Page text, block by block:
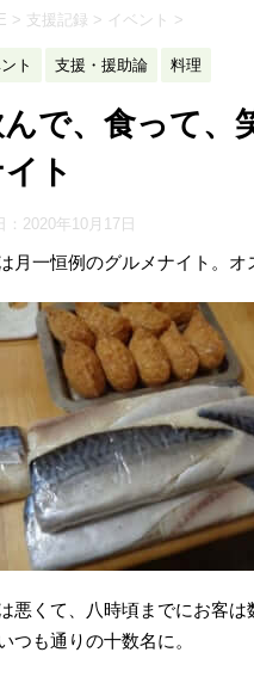
> 支援記録 > イベント >
ト 支援・援助論 料理
で、食って、
ト
2020年10月17日
月一恒例のグルメナイト。オ
悪くて、八時頃までにお客
つも通りの十数名に。